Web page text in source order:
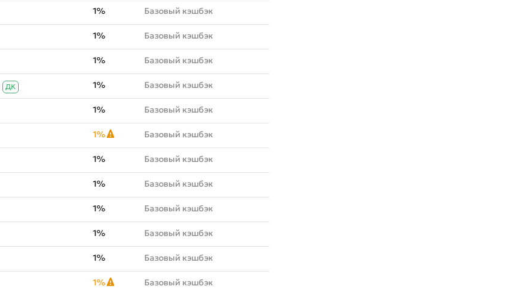
1% Базовый кэшбэк
1% Базовый кэшбэк
1% Базовый кэшбэк
ДК 1% Базовый кэшбэк
1% Базовый кэшбэк
1% Базовый кэшбэк
1% Базовый кэшбэк
1% Базовый кэшбэк
1% Базовый кэшбэк
1% Базовый кэшбэк
1% Базовый кэшбэк
1% Базовый кэшбэк